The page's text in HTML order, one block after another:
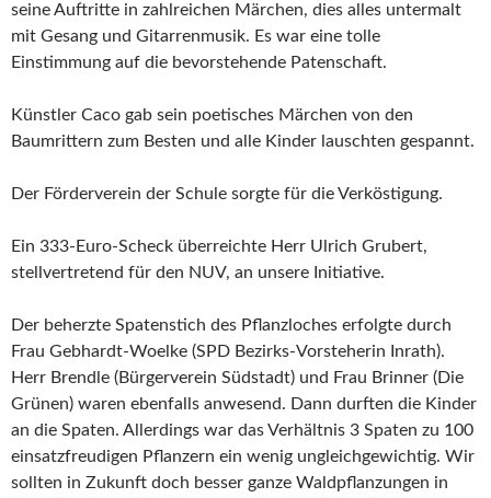
seine Auftritte in zahlreichen Märchen, dies alles untermalt
mit Gesang und Gitarrenmusik. Es war eine tolle
Einstimmung auf die bevorstehende Patenschaft.
Künstler Caco gab sein poetisches Märchen von den
Baumrittern zum Besten und alle Kinder lauschten gespannt.
Der Förderverein der Schule sorgte für die Verköstigung.
Ein 333-Euro-Scheck überreichte Herr Ulrich Grubert,
stellvertretend für den NUV, an unsere Initiative.
Der beherzte Spatenstich des Pflanzloches erfolgte durch
Frau Gebhardt-Woelke (SPD Bezirks-Vorsteherin Inrath).
Herr Brendle (Bürgerverein Südstadt) und Frau Brinner (Die
Grünen) waren ebenfalls anwesend. Dann durften die Kinder
an die Spaten. Allerdings war das Verhältnis 3 Spaten zu 100
einsatzfreudigen Pflanzern ein wenig ungleichgewichtig. Wir
sollten in Zukunft doch besser ganze Waldpflanzungen in